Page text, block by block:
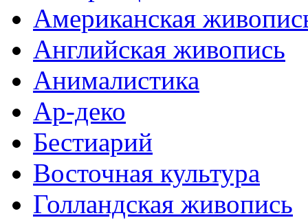
Американская
Английская живопись
Анималистика
Ар-деко
Бестиарий
Восточная культура
Голландская живопись